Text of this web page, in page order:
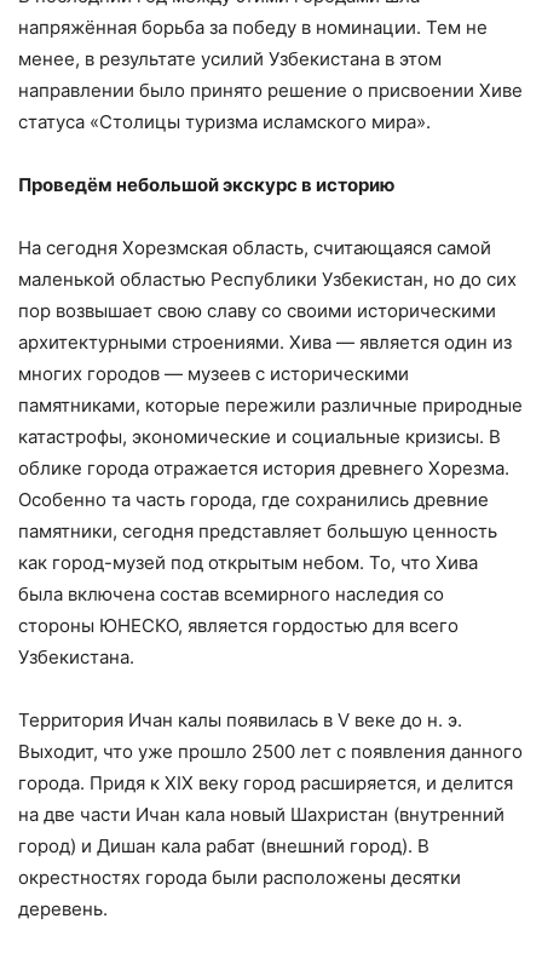
напряжённая борьба за победу в номинации. Тем не
менее, в результате усилий Узбекистана в этом
направлении было принято решение о присвоении Хиве
статуса «Столицы туризма исламского мира».
Проведём небольшой экскурс в историю
На сегодня Хорезмская область, считающаяся самой
маленькой областью Республики Узбекистан, но до сих
пор возвышает свою славу со своими историческими
архитектурными строениями. Хива — является один из
многих городов — музеев с историческими
памятниками, которые пережили различные природные
катастрофы, экономические и социальные кризисы. В
облике города отражается история древнего Хорезма.
Особенно та часть города, где сохранились древние
памятники, сегодня представляет большую ценность
как город-музей под открытым небом. То, что Хива
была включена состав всемирного наследия со
стороны ЮНЕСКО, является гордостью для всего
Узбекистана.
Территория Ичан калы появилась в V веке до н. э.
Выходит, что уже прошло 2500 лет с появления данного
города. Придя к XIX веку город расширяется, и делится
на две части Ичан кала новый Шахристан (внутренний
город) и Дишан кала рабат (внешний город). В
окрестностях города были расположены десятки
деревень.